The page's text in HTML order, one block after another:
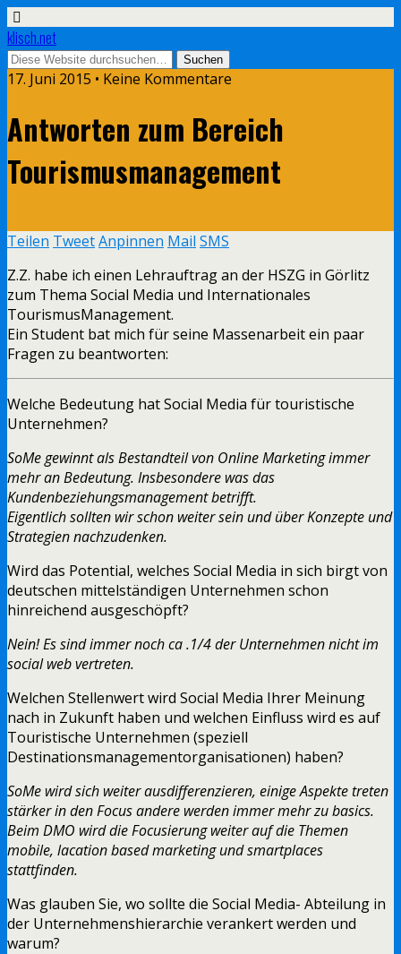
klisch.net
17. Juni 2015 • Keine Kommentare
Antworten zum Bereich
Tourismusmanagement
Teilen TweetAnpinnen Mail SMS
Z.Z. habe ich einen Lehrauftrag an der HSZG in Görlitz
zum Thema Social Media und Internationales
TourismusManagement.
Ein Student bat mich für seine Massenarbeit ein paar
Fragen zu beantworten:
Welche Bedeutung hat Social Media für touristische
Unternehmen?
SoMe gewinnt als Bestandteil von Online Marketing immer
mehr an Bedeutung. Insbesondere was das
Kundenbeziehungsmanagement betrifft.
Eigentlich sollten wir schon weiter sein und über Konzepte und
Strategien nachzudenken.
Wird das Potential, welches Social Media in sich birgt von
deutschen mittelständigen Unternehmen schon
hinreichend ausgeschöpft?
Nein! Es sind immer noch ca .1/4 der Unternehmen nicht im
social web vertreten.
Welchen Stellenwert wird Social Media Ihrer Meinung
nach in Zukunft haben und welchen Einfluss wird es auf
Touristische Unternehmen (speziell
Destinationsmanagementorganisationen) haben?
SoMe wird sich weiter ausdifferenzieren, einige Aspekte treten
stärker in den Focus andere werden immer mehr zu basics.
Beim DMO wird die Focusierung weiter auf die Themen
mobile, lacation based marketing und smartplaces
stattfinden.
Was glauben Sie, wo sollte die Social Media- Abteilung in
der Unternehmenshierarchie verankert werden und
warum?